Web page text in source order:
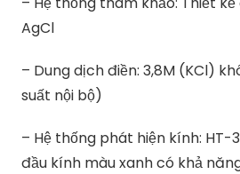
AgCl
– Dung dịch điền: 3,8M (KCl)
suất nội bộ)
– Hệ thống phát hiện kính:
đầu kính màu xanh có khả